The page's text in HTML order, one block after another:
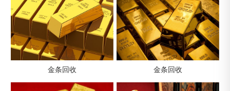
金条回收 金条回收